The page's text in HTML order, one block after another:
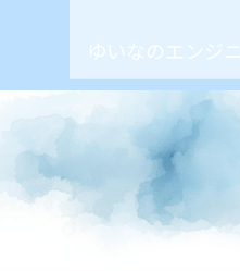
ゆいなのエンジ